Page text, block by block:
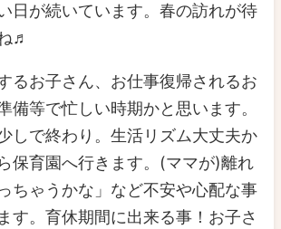
日が続いています。春の訪れが待
♬
るお子さん、お仕事復帰されるお
備等で忙しい時期かと思います。
しで終わり。生活リズム大丈夫か
保育園へ行きます。(ママが)離れ
ちゃうかな」など不安や心配な事
す。育休期間に出来る事！お子さ